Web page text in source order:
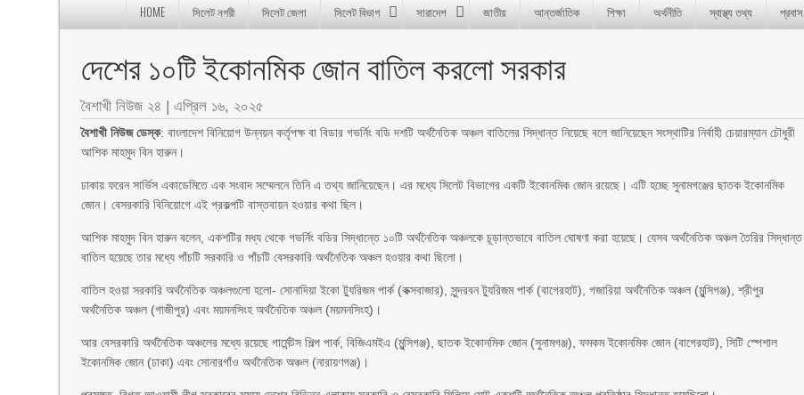
HOME সিলেট নগরী সিলেট জেলা সিলেট বিভাগ সারাদেশ জাতীয় আন্তর্জাতিক শিক্ষা অর্থনীতি স্বাস্থ্য তথ্য প্রবাস
দেশের ১০টি ইকোনমিক জোন বাতিল করলো সরকার
বৈশাখী নিউজ ২৪ |এপ্রিল ১৬, ২০২৫
বৈশাখী নিউজ ডেস্ক: বাংলাদেশ বিনিয়োগ উন্নয়ন কর্তৃপক্ষ বা বিডার গভর্নিং বডি দশটি অর্থনৈতিক অঞ্চল বাতিলের সিদ্ধান্ত নিয়েছে বলে জানিয়েছেন সংস্থাটির নির্বাহী চেয়ারম্যান চৌধুরী
আশিক মাহমুদ বিন হারুন।
ঢাকায় ফরেন সার্ভিস একাডেমিতে এক সংবাদ সম্মেলনে তিনি এ তথ্য জানিয়েছেন। এর মধ্যে সিলেট বিভাগের একটি ইকোনমিক জোন রয়েছে। এটি হচ্ছে সুনামগঞ্জের ছাতক ইকোনমিক
জোন। বেসরকারি বিনিয়োগে এই প্রকল্পটি বাস্তবায়ন হওয়ার কথা ছিল।
আশিক মাহমুদ বিন হারুন বলেন, একশটির মধ্য থেকে গভর্নিং বডির সিদ্ধান্তে ১০টি অর্থনৈতিক অঞ্চলকে চূড়ান্তভাবে বাতিল ঘোষণা করা হয়েছে। যেসব অর্থনৈতিক অঞ্চল তৈরির সিদ্ধান্ত
বাতিল হয়েছে তার মধ্যে পাঁচটি সরকারি ও পাঁচটি বেসরকারি অর্থনৈতিক অঞ্চল হওয়ার কথা ছিলো।
বাতিল হওয়া সরকারি অর্থনৈতিক অঞ্চলগুলো হলো- সোনাদিয়া ইকো ট্যুরিজম পার্ক (কক্সবাজার), সুন্দরবন ট্যুরিজম পার্ক (বাগেরহাট), গজারিয়া অর্থনৈতিক অঞ্চল (মুন্সিগঞ্জ), শ্রীপুর
অর্থনৈতিক অঞ্চল (গাজীপুর) এবং ময়মনসিংহ অর্থনৈতিক অঞ্চল (ময়মনসিংহ)।
আর বেসরকারি অর্থনৈতিক অঞ্চলের মধ্যে রয়েছে গার্মেন্টস শিল্প পার্ক, বিজিএমইএ (মুন্সিগঞ্জ), ছাতক ইকোনমিক জোন (সুনামগঞ্জ), ফমকম ইকোনমিক জোন (বাগেরহাট), সিটি স্পেশাল
ইকোনমিক জোন (ঢাকা) এবং সোনারগাঁও অর্থনৈতিক অঞ্চল (নারায়ণগঞ্জ)।